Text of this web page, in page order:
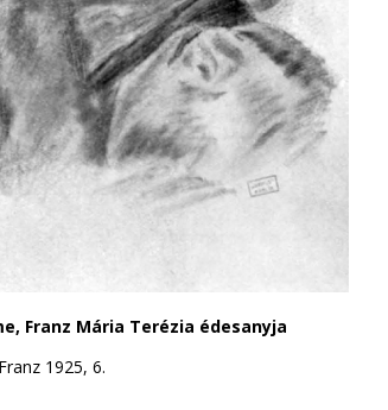
Franz Mária Terézia édesanyja
Franz 1925, 6.